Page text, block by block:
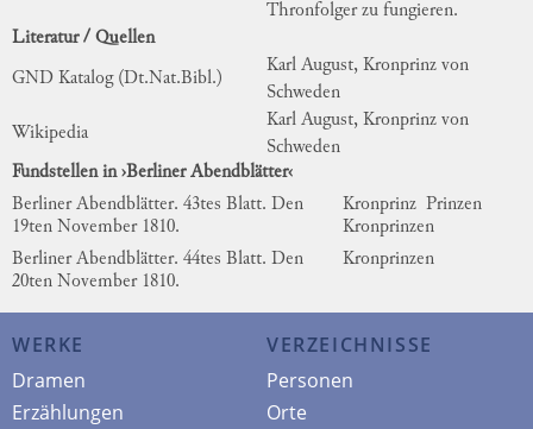
Thronfolger zu fungieren.
Literatur / Quellen
GND Katalog (Dt.Nat.Bibl.)
Karl August, Kronprinz von
Schweden
Wikipedia
Karl August, Kronprinz von
Schweden
Fundstellen in ›Berliner Abendblätter‹
Berliner Abendblätter. 43tes Blatt. Den
19ten November 1810.
Kronprinz Prinzen
Kronprinzen
Berliner Abendblätter. 44tes Blatt. Den
20ten November 1810.
Kronprinzen
WERKE
Dramen
Erzählungen
VERZEICHNISSE
Personen
Orte